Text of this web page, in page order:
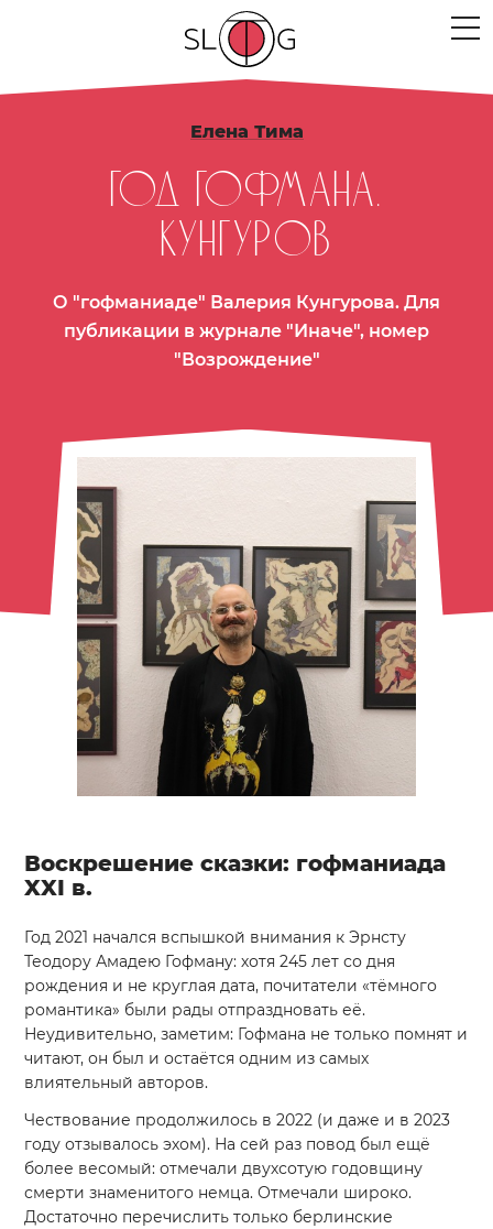
Елена Тима
Год Гофмана.
Кунгуров
О "гофманиаде" Валерия Кунгурова. Для
публикации в журнале "Иначе", номер
"Возрождение"
Воскрешение сказки: гофманиада
XXI в.
Год 2021 начался вспышкой внимания к Эрнсту
Теодору Амадею Гофману: хотя 245 лет со дня
рождения и не круглая дата, почитатели «тёмного
романтика» были рады отпраздновать её.
Неудивительно, заметим: Гофмана не только помнят и
читают, он был и остаётся одним из самых
влиятельный авторов.
Чествование продолжилось в 2022 (и даже и в 2023
году отзывалось эхом). На сей раз повод был ещё
более весомый: отмечали двухсотую годовщину
смерти знаменитого немца. Отмечали широко.
Достаточно перечислить только берлинские
ЛЮДИ
МЕРОПРИЯТИЯ
ПРОЕКТЫ
МЫСЛИ
МЕСТА